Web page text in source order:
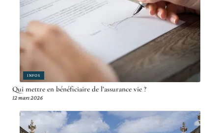
INFOS
Qui mettre en bénéficiaire de l’assurance vie ?
12 mars 2026